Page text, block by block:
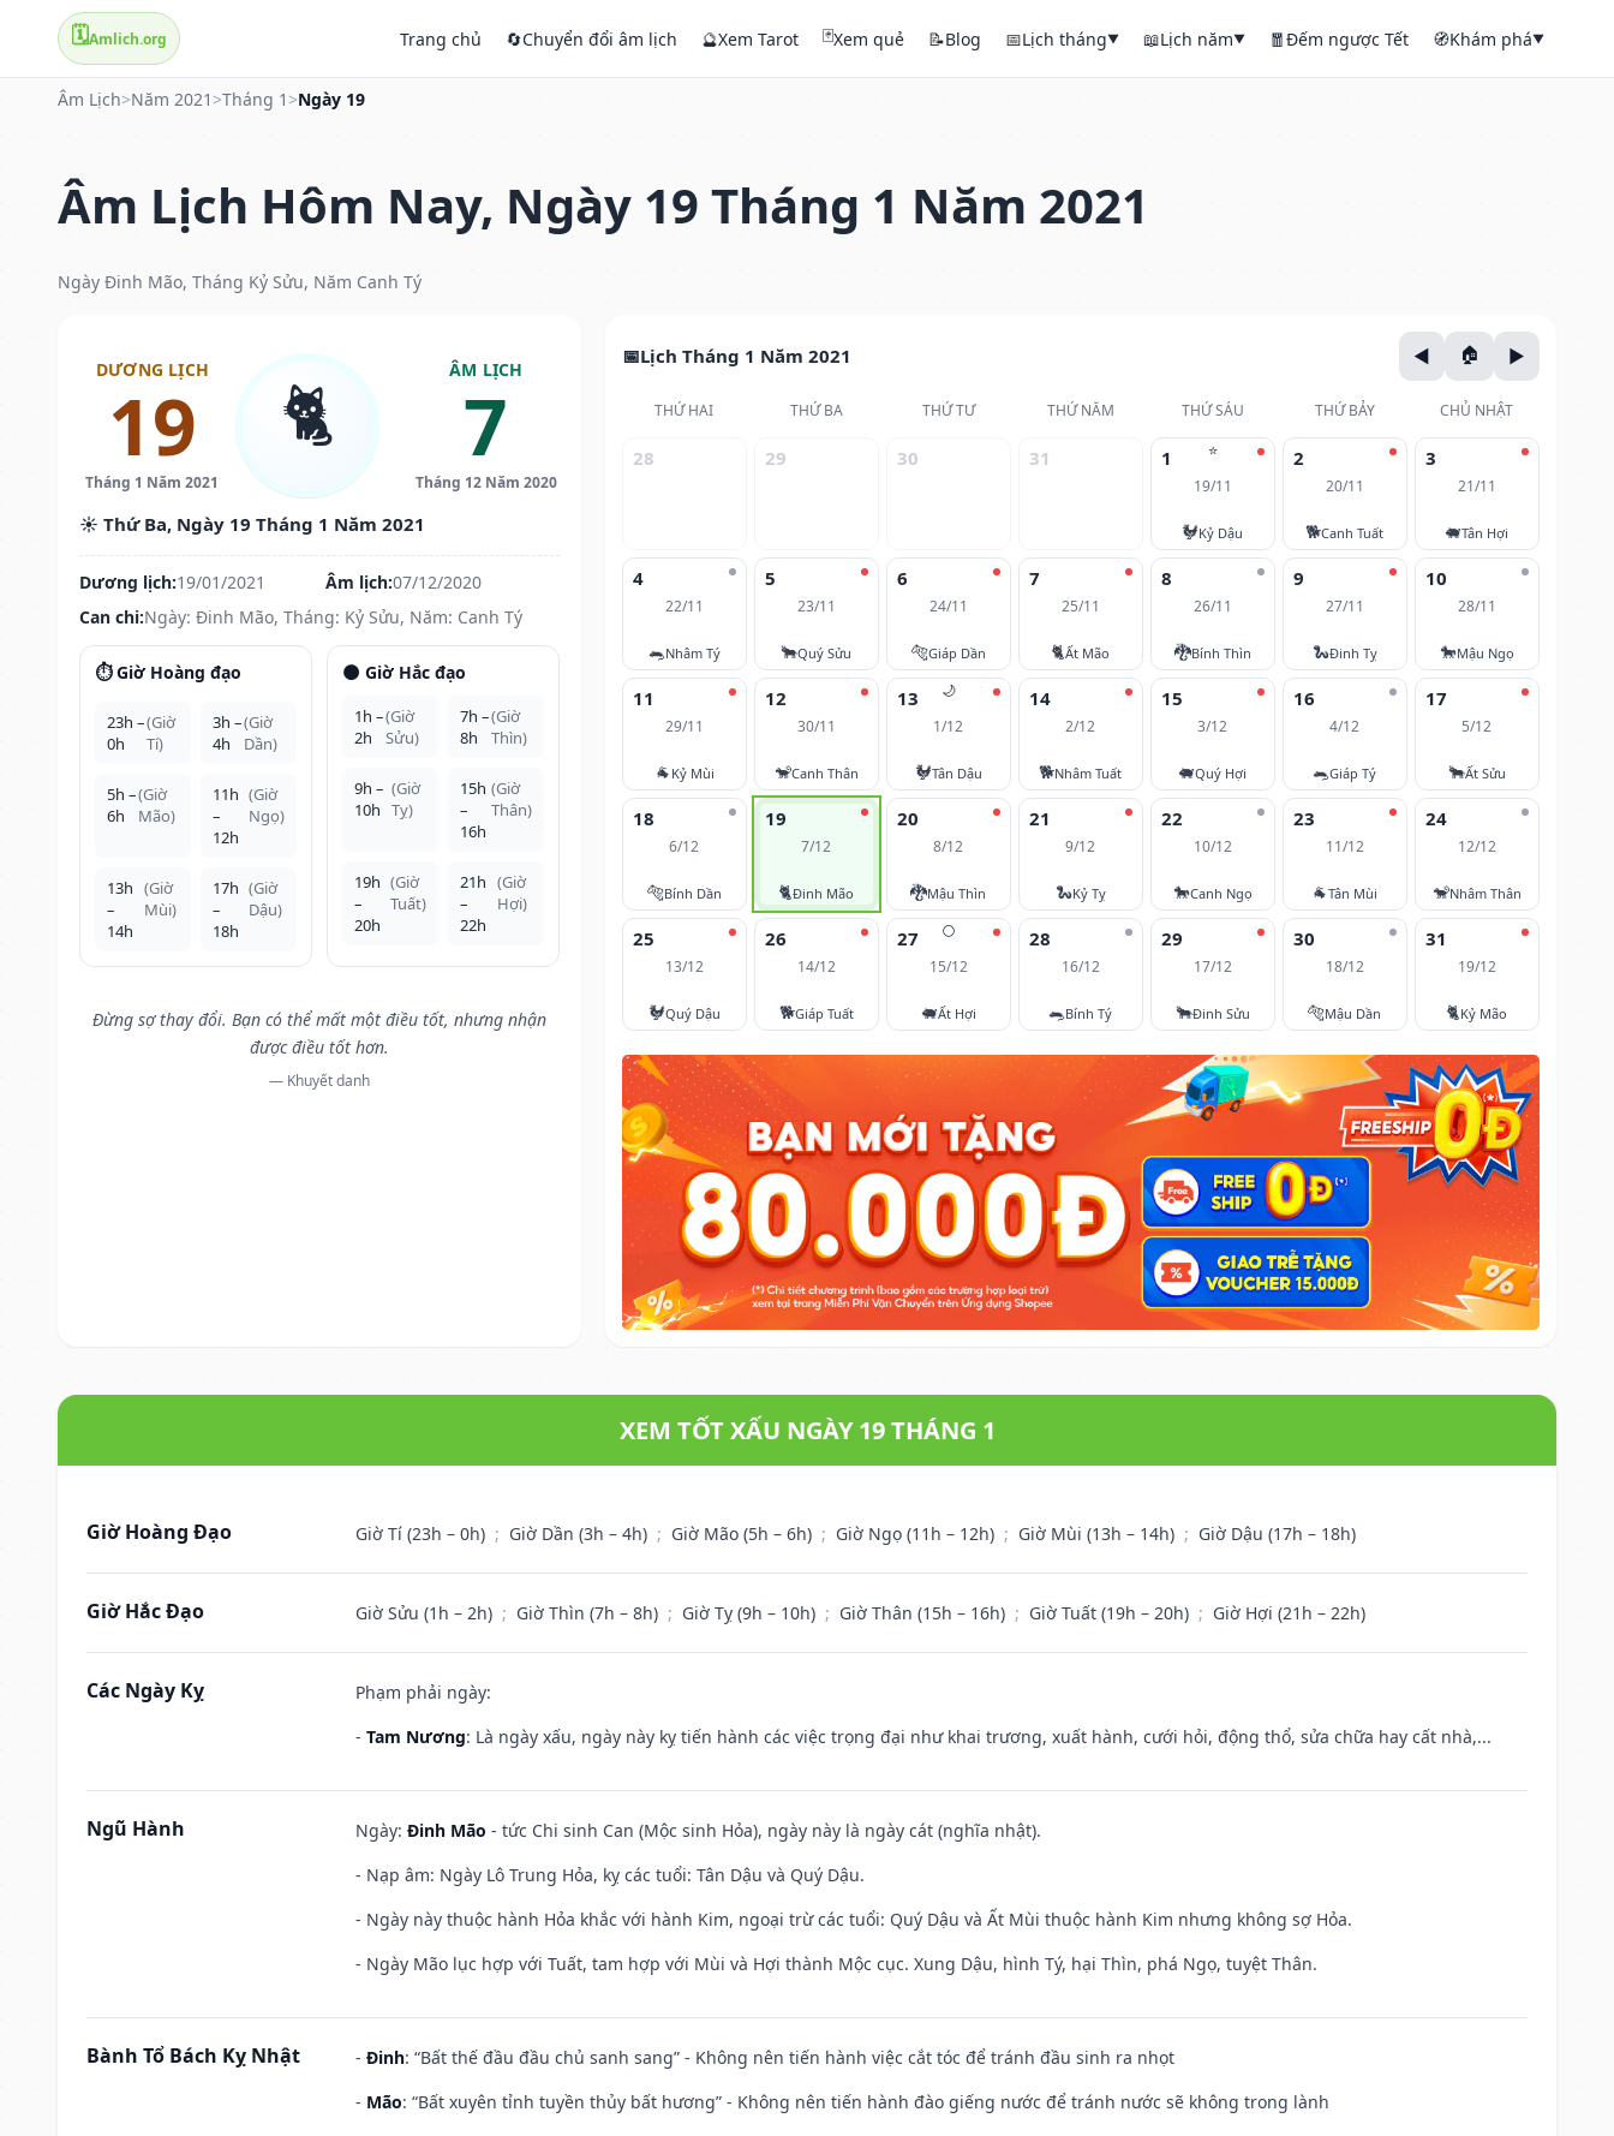
🗓️Amlich.org Trang chủ 🔄Chuyển đổi âm lịch 🔮Xem Tarot 🃏Xem quẻ 📝Blog 📅Lịch tháng▼ 📖Lịch năm▼ 🧧Đếm ngược Tết 🧭Khám phá▼
Âm Lịch>Năm 2021 >Tháng 1 >Ngày 19
Âm Lịch Hôm Nay, Ngày 19 Tháng 1 Năm 2021
Ngày Đinh Mão, Tháng Kỷ Sửu, Năm Canh Tý
DƯƠNG LỊCH
19
Tháng 1 Năm 2021
🐈 ÂM LỊCH
7
Tháng 12 Năm 2020
☀️ Thứ Ba, Ngày 19 Tháng 1 Năm 2021
Dương lịch:19/01/2021 Âm lịch:07/12/2020
Can chi:Ngày: Đinh Mão, Tháng: Kỷ Sửu, Năm: Canh Tý
⏱️ Giờ Hoàng đạo
23h –
0h
(Giờ
Tí)
3h –
4h
(Giờ
Dần)
5h –
6h
(Giờ
Mão)
11h
–
12h
(Giờ
Ngọ)
13h
–
14h
(Giờ
Mùi)
17h
–
18h
(Giờ
Dậu)
🌑 Giờ Hắc đạo
1h –
2h
(Giờ
Sửu)
7h –
8h
(Giờ
Thìn)
9h –
10h
(Giờ
Tỵ)
15h
–
16h
(Giờ
Thân)
19h
–
20h
(Giờ
Tuất)
21h
–
22h
(Giờ
Hợi)
Đừng sợ thay đổi. Bạn có thể mất một điều tốt, nhưng nhận
được điều tốt hơn.
— Khuyết danh
Lịch Tháng 1 Năm 2021
THỨ HAI THỨ BA THỨ TƯ THỨ NĂM THỨ SÁU THỨ BẢY CHỦ NHẬT
28 29 30 31 ⭐
1
19/11
🐓Kỷ Dậu
2
20/11
🐕Canh Tuất
3
21/11
🐖Tân Hợi
4
22/11
🐀Nhâm Tý
5
23/11
🐂Quý Sửu
6
24/11
🐅Giáp Dần
7
25/11
🐈Ất Mão
8
26/11
🐉Bính Thìn
9
27/11
🐍Đinh Tỵ
10
28/11
🐎Mậu Ngọ
11
29/11
🐐 Kỷ Mùi
12
30/11
🐒Canh Thân
🌙
13
1/12
🐓Tân Dậu
14
2/12
🐕Nhâm Tuất
15
3/12
🐖Quý Hợi
16
4/12
🐀Giáp Tý
17
5/12
🐂Ất Sửu
18
6/12
🐅Bính Dần
19
7/12
🐈Đinh Mão
20
8/12
🐉Mậu Thìn
21
9/12
🐍Kỷ Tỵ
22
10/12
🐎Canh Ngọ
23
11/12
🐐Tân Mùi
24
12/12
🐒Nhâm Thân
25
13/12
🐓Quý Dậu
26
14/12
🐕Giáp Tuất
🌕
27
15/12
🐖Ất Hợi
28
16/12
🐀Bính Tý
29
17/12
🐂Đinh Sửu
30
18/12
🐅Mậu Dần
31
19/12
🐈Kỷ Mão
XEM TỐT XẤU NGÀY 19 THÁNG 1
Giờ Hoàng Đạo Giờ Tí (23h – 0h) ; Giờ Dần (3h – 4h) ; Giờ Mão (5h – 6h) ; Giờ Ngọ (11h – 12h) ; Giờ Mùi (13h – 14h) ; Giờ Dậu (17h – 18h)
Giờ Hắc Đạo Giờ Sửu (1h – 2h) ; Giờ Thìn (7h – 8h) ; Giờ Tỵ (9h – 10h) ; Giờ Thân (15h – 16h) ; Giờ Tuất (19h – 20h) ; Giờ Hợi (21h – 22h)
Các Ngày Kỵ
Phạm phải ngày:
- Tam Nương: Là ngày xấu, ngày này kỵ tiến hành các việc trọng đại như khai trương, xuất hành, cưới hỏi, động thổ, sửa chữa hay cất nhà,...
Ngũ Hành Ngày: Đinh Mão - tức Chi sinh Can (Mộc sinh Hỏa), ngày này là ngày cát (nghĩa nhật).
- Nạp âm: Ngày Lô Trung Hỏa, kỵ các tuổi: Tân Dậu và Quý Dậu.
- Ngày này thuộc hành Hỏa khắc với hành Kim, ngoại trừ các tuổi: Quý Dậu và Ất Mùi thuộc hành Kim nhưng không sợ Hỏa.
- Ngày Mão lục hợp với Tuất, tam hợp với Mùi và Hợi thành Mộc cục. Xung Dậu, hình Tý, hại Thìn, phá Ngọ, tuyệt Thân.
Bành Tổ Bách Kỵ Nhật - Đinh: “Bất thế đầu đầu chủ sanh sang” - Không nên tiến hành việc cắt tóc để tránh đầu sinh ra nhọt
- Mão: “Bất xuyên tỉnh tuyền thủy bất hương” - Không nên tiến hành đào giếng nước để tránh nước sẽ không trong lành